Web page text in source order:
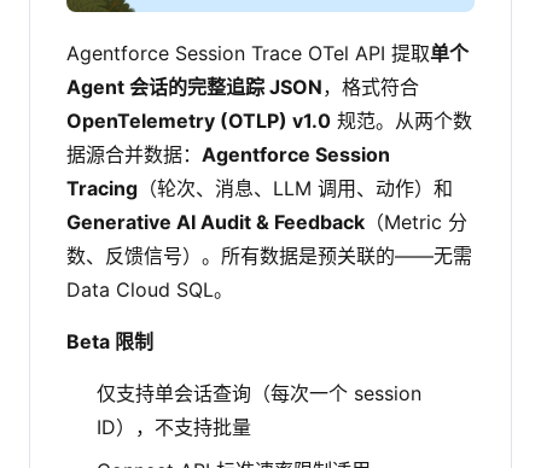
Agentforce Session Trace OTel API 提取单个
Agent 会话的完整追踪 JSON，格式符合
OpenTelemetry (OTLP) v1.0 规范。从两个数
据源合并数据： Agentforce Session
Tracing （轮次、消息、LLM 调用、动作）和
Generative AI Audit & Feedback （Metric 分
数、反馈信号）。所有数据是预关联的——无需
Data Cloud SQL。
Beta 限制
仅支持单会话查询（每次一个 session
ID），不支持批量